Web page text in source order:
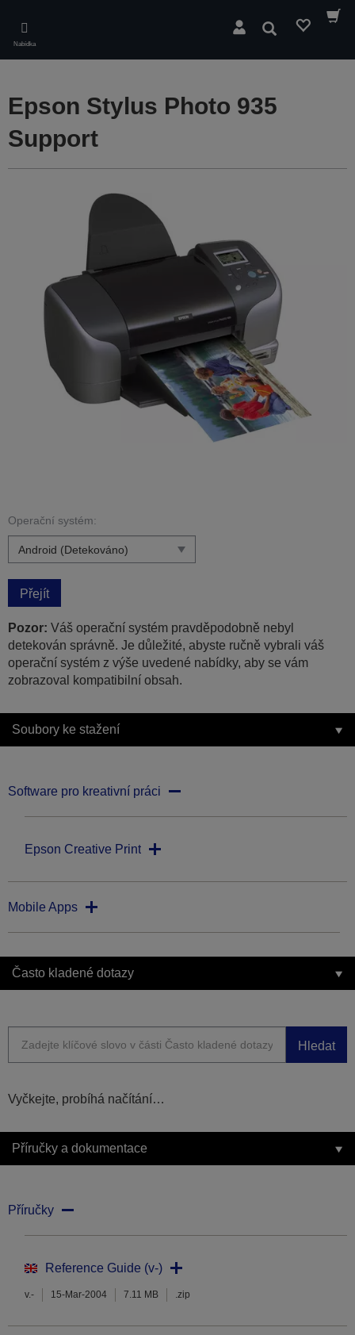
main
content
Nabídka
Hledat
Epson Stylus Photo 935
Support
Operační systém:
Přejít
Pozor: Váš operační systém pravděpodobně nebyl
detekován správně. Je důležité, abyste ručně vybrali váš
operační systém z výše uvedené nabídky, aby se vám
zobrazoval kompatibilní obsah.
Soubory ke stažení
Software pro kreativní práci
Epson Creative Print
Mobile Apps
Často kladené dotazy
Hledat
Vyčkejte, probíhá načítání…
Příručky a dokumentace
Příručky
Reference Guide (v-)
v.- 15-Mar-2004 7.11 MB .zip